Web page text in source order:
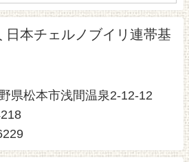
日本チェルノブイリ連帯基
県松本市浅間温泉2-12-12